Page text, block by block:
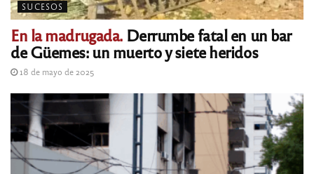
SUCESOS
En la madrugada.Derrumbe fatal en un bar
de Güemes: un muerto y siete heridos
18 de mayo de 2025